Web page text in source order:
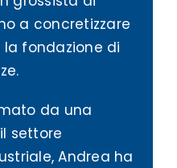
a concretizzare
fondazione di
da una
settore
Andrea ha